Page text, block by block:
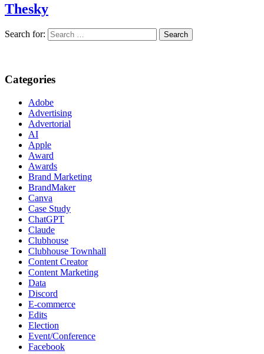
Thesky
Search for:
Categories
Adobe
Advertising
Advertorial
AI
Apple
Award
Awards
Brand Marketing
BrandMaker
Canva
Case Study
ChatGPT
Claude
Clubhouse
Clubhouse Townhall
Content Creator
Content Marketing
Data
Discord
E-commerce
Edits
Election
Event/Conference
Facebook